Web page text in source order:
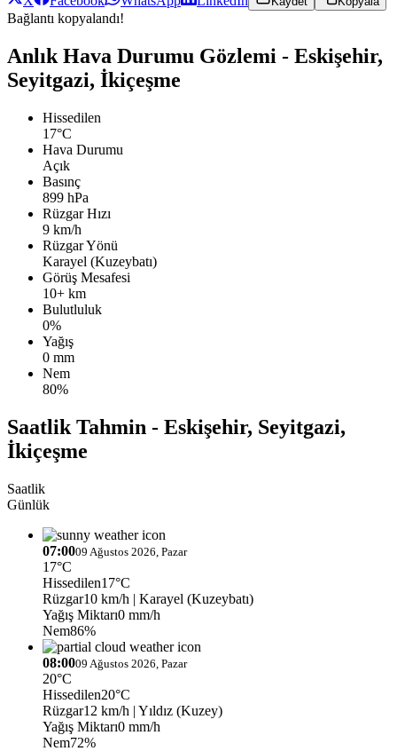
Bağlantı kopyalandı!
Anlık Hava Durumu Gözlemi - Eskişehir,
Seyitgazi, İkiçeşme
Hissedilen
17°C
Hava Durumu
Açık
Basınç
899 hPa
Rüzgar Hızı
9 km/h
Rüzgar Yönü
Karayel (Kuzeybatı)
Görüş Mesafesi
10+ km
Bulutluluk
0%
Yağış
0 mm
Nem
80%
Saatlik Tahmin - Eskişehir, Seyitgazi,
İkiçeşme
Saatlik
Günlük
07:0009 Ağustos 2026, Pazar
17°C
Hissedilen17°C
Rüzgar10 km/h | Karayel (Kuzeybatı)
Yağış Miktarı0 mm/h
Nem86%
08:0009 Ağustos 2026, Pazar
20°C
Hissedilen20°C
Rüzgar12 km/h | Yıldız (Kuzey)
Yağış Miktarı0 mm/h
Nem72%